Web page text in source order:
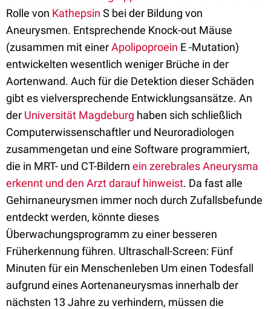
Rolle von Kathepsin S bei der Bildung von
Aneurysmen. Entsprechende Knock-out Mäuse
(zusammen mit einerApolipoproein E -Mutation)
entwickelten wesentlich weniger Brüche in der
Aortenwand. Auch für die Detektion dieser Schäden
gibt es vielversprechende Entwicklungsansätze. An
der Universität Magdeburg haben sich schließlich
Computerwissenschaftler und Neuroradiologen
zusammengetan und eine Software programmiert,
die in MRT- und CT-Bildern ein zerebrales Aneurysma
erkennt und den Arzt darauf hinweist. Da fast alle
Gehirnaneurysmen immer noch durch Zufallsbefunde
entdeckt werden, könnte dieses
Überwachungsprogramm zu einer besseren
Früherkennung führen. Ultraschall-Screen: Fünf
Minuten für ein Menschenleben Um einen Todesfall
aufgrund eines Aortenaneurysmas innerhalb der
nächsten 13 Jahre zu verhindern, müssen die